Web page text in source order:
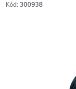
Kód: 300938